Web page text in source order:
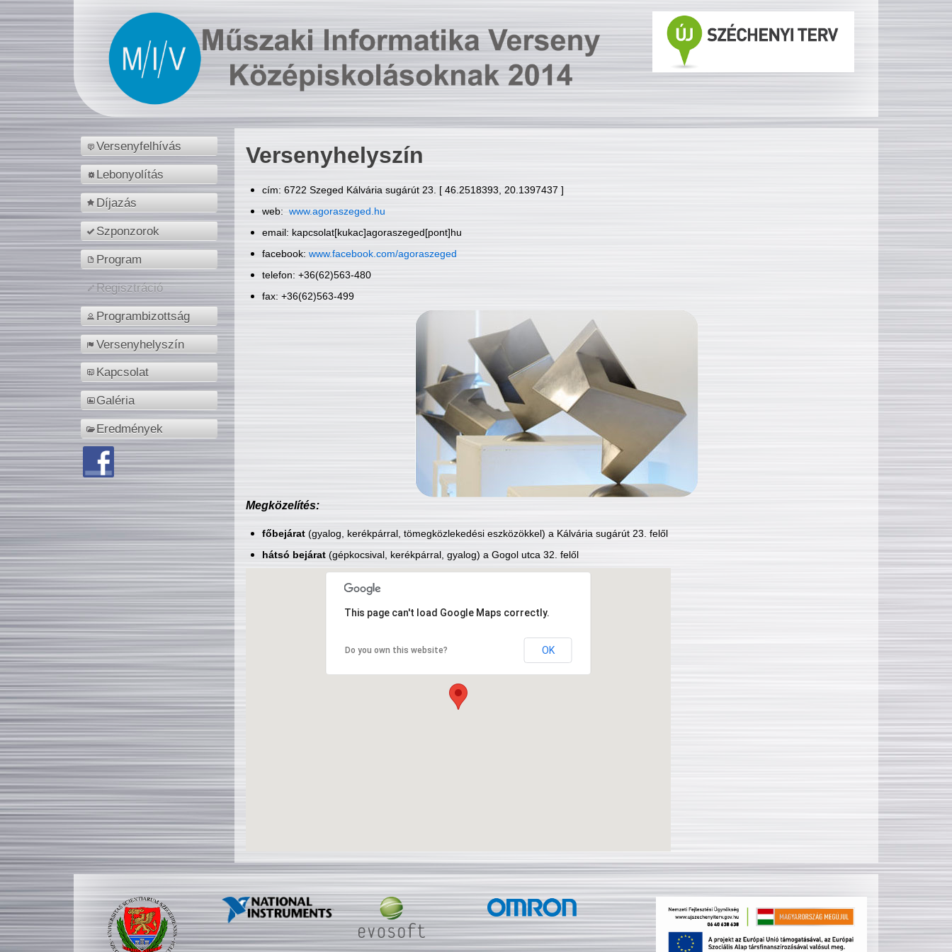
Versenyfelhívás
Lebonyolítás
Díjazás
Szponzorok
Program
Regisztráció
Programbizottság
Versenyhelyszín
Kapcsolat
Galéria
Eredmények
Versenyhelyszín
cím: 6722 Szeged Kálvária sugárút 23. [ 46.2518393, 20.1397437 ]
web: www.agoraszeged.hu
email: kapcsolat[kukac]agoraszeged[pont]hu
facebook: www.facebook.com/agoraszeged
telefon: +36(62)563-480
fax: +36(62)563-499
Megközelítés:
főbejárat(gyalog, kerékpárral, tömegközlekedési eszközökkel) a Kálvária sugárút 23. felől
hátsó bejárat(gépkocsival, kerékpárral, gyalog) a Gogol utca 32. felől
This page can't load Google Maps correctly.
Do you own this website? OK